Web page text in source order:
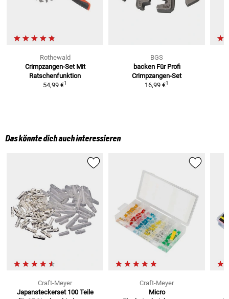
Rothewald
Crimpzangen-Set Mit
Ratschenfunktion
54,99 €1
BGS
backen Für Profi
Crimpzangen-Set
16,99 €1
Das könnte dich auch interessieren
Craft-Meyer
Japansteckerset 100 Teile
Craft-Meyer
Micro